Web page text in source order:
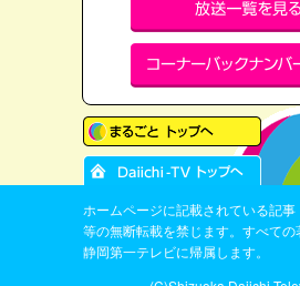
ホームページに記載されている記事
等の無断転載を禁じます。すべて
静岡第一テレビに帰属します。